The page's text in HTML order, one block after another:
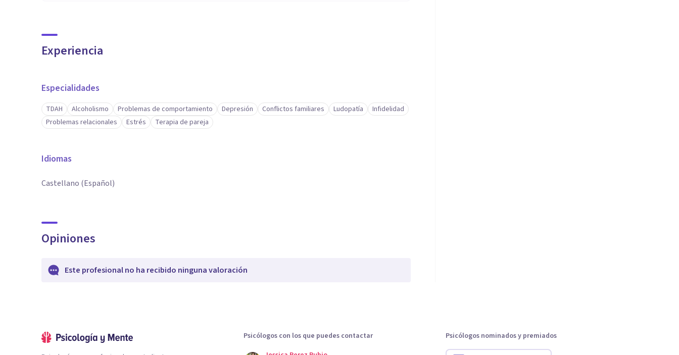
Experiencia
Especialidades
TDAH Alcoholismo Problemas de comportamiento Depresión Conflictos familiares Ludopatía
Infidelidad
Problemas relacionales
Estrés Terapia de pareja
Idiomas
Castellano (Español)
Opiniones
Este profesional no ha recibido ninguna valoración
Psicólogos con los que puedes contactar
Psicólogos nominados y premiados